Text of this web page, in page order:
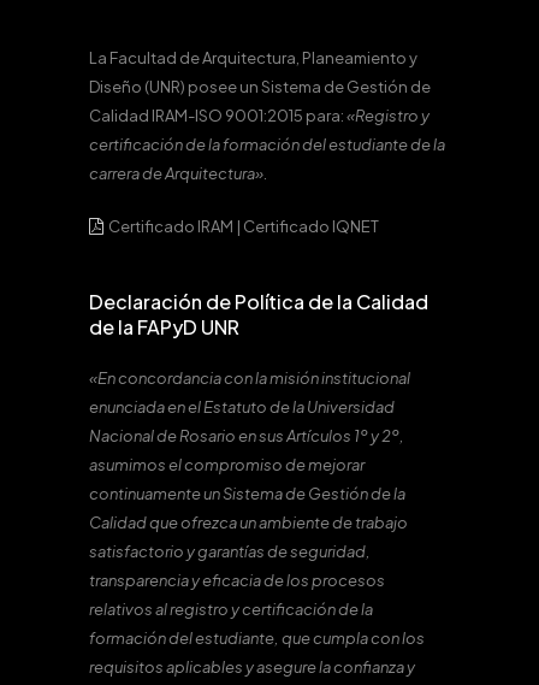
La Facultad de Arquitectura, Planeamiento y
Diseño (UNR) posee un Sistema de Gestión de
Calidad IRAM-ISO 9001:2015 para:«Registro y
certificación de la formación del estudiante de la
carrera de Arquitectura».
Certificado IRAM | Certificado IQNET
Declaración de Política de la Calidad
de la FAPyD UNR
«En concordancia con la misión institucional
enunciada en el Estatuto de la Universidad
Nacional de Rosario en sus Artículos 1º y 2º,
asumimos el compromiso de mejorar
continuamente un Sistema de Gestión de la
Calidad que ofrezca un ambiente de trabajo
satisfactorio y garantías de seguridad,
transparencia y eficacia de los procesos
relativos al registro y certificación de la
formación del estudiante, que cumpla con los
requisitos aplicables y asegure la confianza y